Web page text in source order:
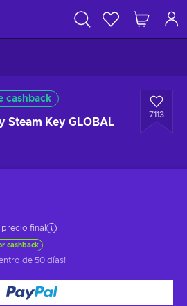
cashback
Steam Key GLOBAL
7113
precio final
cashback
de 50 días!